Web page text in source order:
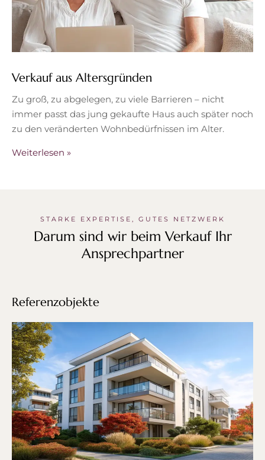
Verkauf aus Altersgründen
Zu groß, zu abgelegen, zu viele Barrieren – nicht
immer passt das jung gekaufte Haus auch später noch
zu den veränderten Wohnbedürfnissen im Alter.
Weiterlesen »
STARKE EXPERTISE, GUTES NETZWERK
Darum sind wir beim Verkauf Ihr
Ansprechpartner
Referenzobjekte